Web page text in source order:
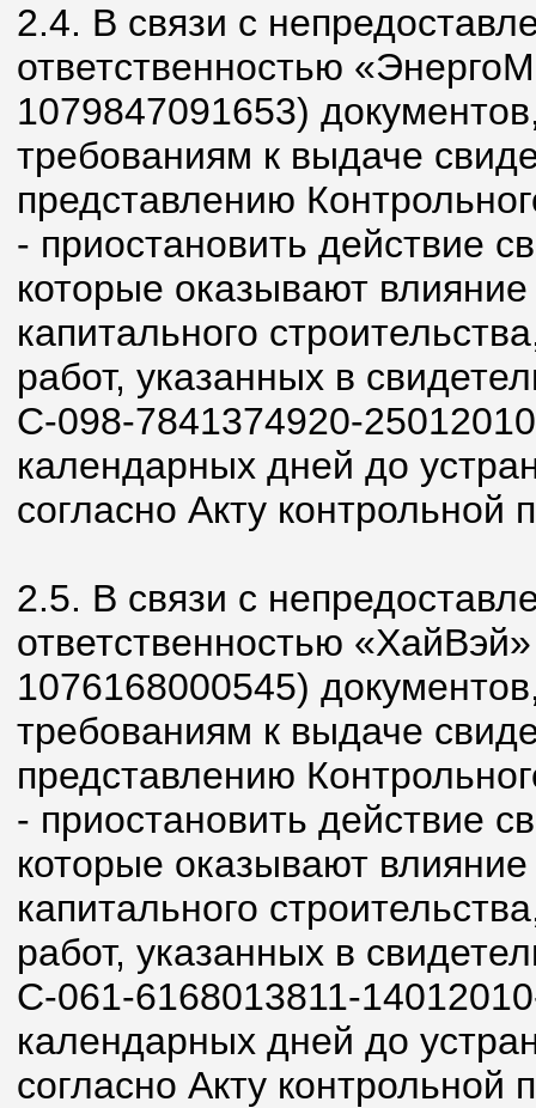
2.4. В связи с
ответственностью
1079847091653)
требованиям к выдаче
представлению
- приостановить действие
которые оказывают
капитального
работ, указанных в
С-098-7841374920-
календарных дней до
согласно Акту контрольной
2.5. В связи с
ответственностью
1076168000545)
требованиям к выдаче
представлению
- приостановить действие
которые оказывают
капитального
работ, указанных в
С-061-6168013811-
календарных дней до
согласно Акту контрольной